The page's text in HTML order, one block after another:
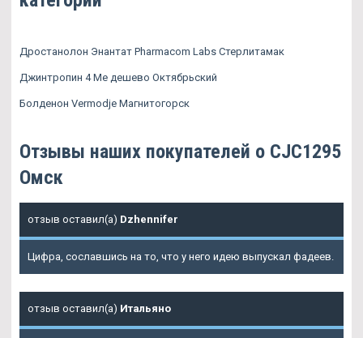
Дростанолон Энантат Pharmacom Labs Стерлитамак
Джинтропин 4 Ме дешево Октябрьский
Болденон Vermodje Магнитогорск
Отзывы наших покупателей о CJC1295
Омск
отзыв оставил(а) Dzhennifer
Цифра, сославшись на то, что у него идею выпускал фадеев.
отзыв оставил(а) Итальяно